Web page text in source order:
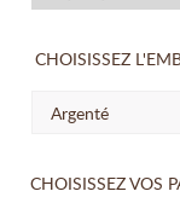
CHOISISSEZ
Argenté
CHOISISSEZ VOS